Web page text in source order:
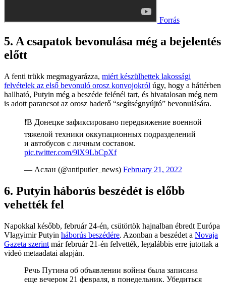
Forrás
5. A csapatok bevonulása még a bejelentés
előtt
A fenti trükk megmagyarázza, miért készülhettek lakossági
felvételek az első bevonuló orosz konvojokról úgy, hogy a háttérben
hallható, Putyin még a beszéde felénél tart, és hivatalosan még nem
is adott parancsot az orosz haderő “segítségnyújtó” bevonulására.
❗️В Донецке зафиксировано передвижение военной
тяжелой техники оккупационных подразделений
и автобусов с личным составом.
pic.twitter.com/9lX9LbCpXf
— Аслан (@antiputler_news) February 21, 2022
6. Putyin háborús beszédét is előbb
vehették fel
Napokkal később, február 24-én, csütörtök hajnalban ébredt Európa
Vlagyimir Putyin háborús beszédére. Azonban a beszédet a Novaja
Gazeta szerint már február 21-én felvették, legalábbis erre jutottak a
videó metaadatai alapján.
Речь Путина об объявлении войны была записана
еще вечером 21 февраля, в понедельник. Убедиться